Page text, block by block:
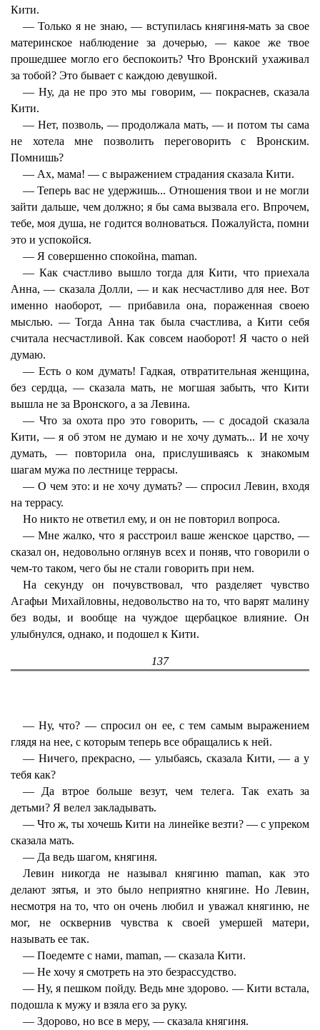
Кити.
— Только я не знаю, — вступилась княгиня-мать за свое
материнское наблюдение за дочерью, — какое же твое
прошедшее могло его беспокоить? Что Вронский ухаживал
за тобой? Это бывает с каждою девушкой.
— Ну, да не про это мы говорим, — покраснев, сказала
Кити.
— Нет, позволь, — продолжала мать, — и потом ты сама
не хотела мне позволить переговорить с Вронским.
Помнишь?
— Ах, мама! — с выражением страдания сказала Кити.
— Теперь вас не удержишь... Отношения твои и не могли
зайти дальше, чем должно; я бы сама вызвала его. Впрочем,
тебе, моя душа, не годится волноваться. Пожалуйста, помни
это и успокойся.
— Я совершенно спокойна, maman.
— Как счастливо вышло тогда для Кити, что приехала
Анна, — сказала Долли, — и как несчастливо для нее. Вот
именно наоборот, — прибавила она, пораженная своею
мыслью. — Тогда Анна так была счастлива, а Кити себя
считала несчастливой. Как совсем наоборот! Я часто о ней
думаю.
— Есть о ком думать! Гадкая, отвратительная женщина,
без сердца, — сказала мать, не могшая забыть, что Кити
вышла не за Вронского, а за Левина.
— Что за охота про это говорить, — с досадой сказала
Кити, — я об этом не думаю и не хочу думать... И не хочу
думать, — повторила она, прислушиваясь к знакомым
шагам мужа по лестнице террасы.
— О чем это: и не хочу думать? — спросил Левин, входя
на террасу.
Но никто не ответил ему, и он не повторил вопроса.
— Мне жалко, что я расстроил ваше женское царство, —
сказал он, недовольно оглянув всех и поняв, что говорили о
чем-то таком, чего бы не стали говорить при нем.
На секунду он почувствовал, что разделяет чувство
Агафьи Михайловны, недовольство на то, что варят малину
без воды, и вообще на чуждое щербацкое влияние. Он
улыбнулся, однако, и подошел к Кити.
137
— Ну, что? — спросил он ее, с тем самым выражением
глядя на нее, с которым теперь все обращались к ней.
— Ничего, прекрасно, — улыбаясь, сказала Кити, — а у
тебя как?
— Да втрое больше везут, чем телега. Так ехать за
детьми? Я велел закладывать.
— Что ж, ты хочешь Кити на линейке везти? — с упреком
сказала мать.
— Да ведь шагом, княгиня.
Левин никогда не называл княгиню maman, как это
делают зятья, и это было неприятно княгине. Но Левин,
несмотря на то, что он очень любил и уважал княгиню, не
мог, не осквернив чувства к своей умершей матери,
называть ее так.
— Поедемте с нами, maman, — сказала Кити.
— Не хочу я смотреть на это безрассудство.
— Ну, я пешком пойду. Ведь мне здорово. — Кити встала,
подошла к мужу и взяла его за руку.
— Здорово, но все в меру, — сказала княгиня.